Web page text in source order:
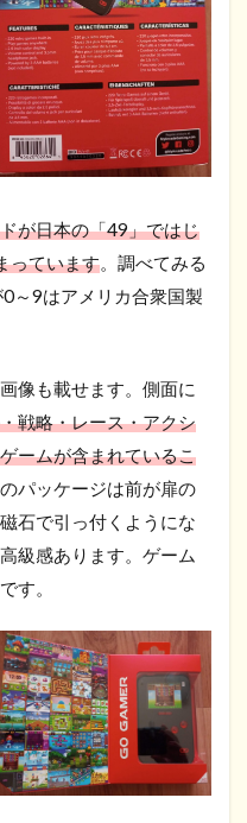
が日本の「49」ではじ
っています。調べてみる
～9はアメリカ合衆国製
像も載せます。側面に
戦略・レース・アクシ
ームが含まれているこ
パッケージは前が扉の
石で引っ付くようにな
級感あります。ゲーム
す。